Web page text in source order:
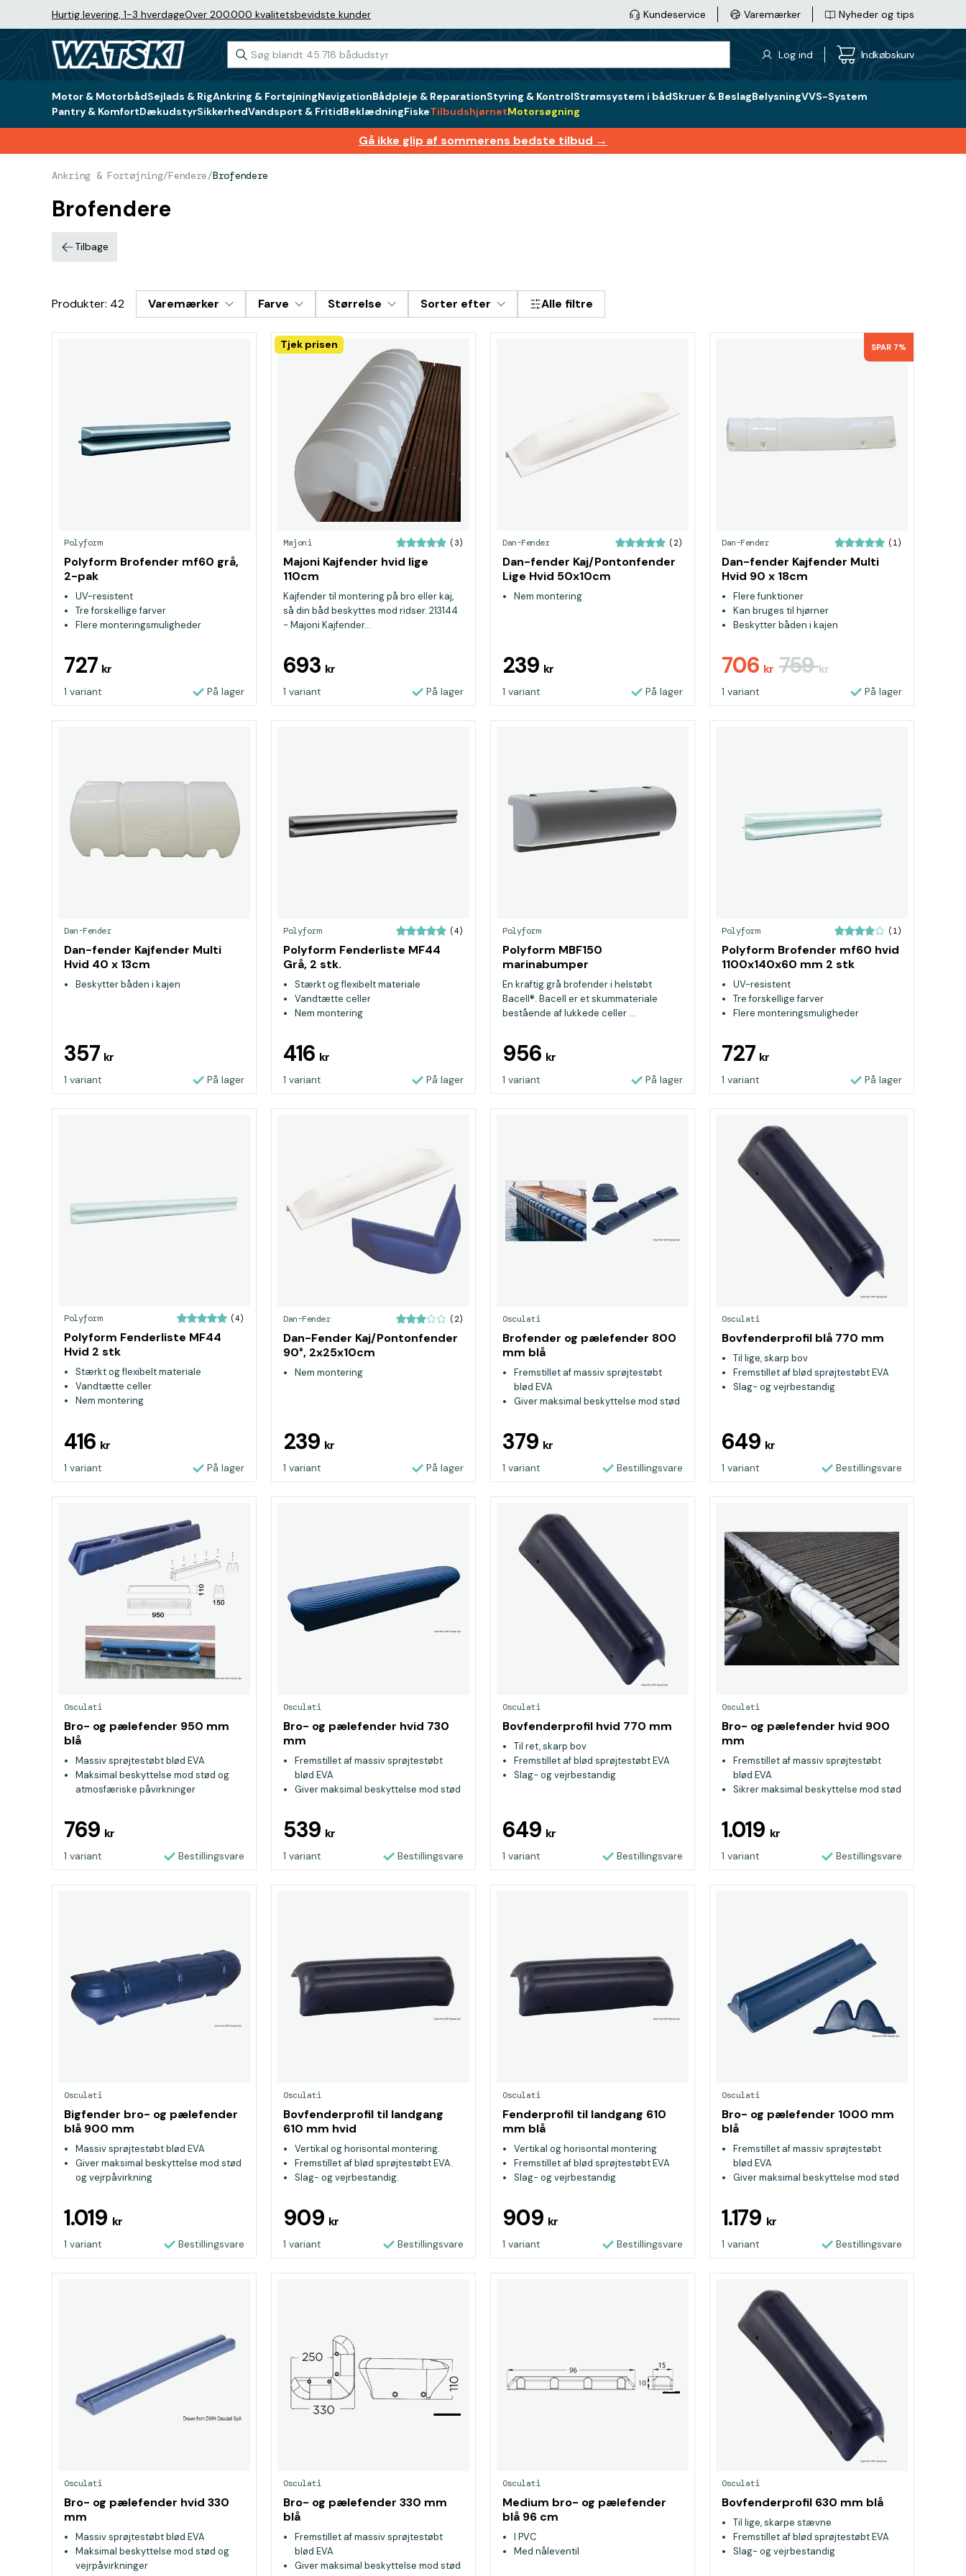
Hurtig levering, 1-3 hverdageOver 200.000 kvalitetsbevidste kunder Kundeservice Varemærker Nyheder og tips
Log ind Indkøbskurv
Motor & MotorbådSejlads & RigAnkring & FortøjningNavigationBådpleje & ReparationStyring & KontrolStrømsystem i bådSkruer & BeslagBelysningVVS-System
Pantry & KomfortDækudstyrSikkerhedVandsport & FritidBeklædningFiskeTilbudshjørnetMotorsøgning
Gå ikke glip af sommerens bedste tilbud →
Ankring & Fortøjning/Fendere/Brofendere
Brofendere
Tilbage
Produkter: 42 Varemærker Farve Størrelse Sorter efter Alle filtre
Polyform
Polyform Brofender mf60 grå,
2-pak
UV-resistent
Tre forskellige farver
Flere monteringsmuligheder
727 kr
1 variant På lager
Tjek prisen
Majoni (3)
Majoni Kajfender hvid lige
110cm
Kajfender til montering på bro eller kaj,
så din båd beskyttes mod ridser. 213144
- Majoni Kajfender...
693 kr
1 variant På lager
Dan-Fender (2)
Dan-fender Kaj/Pontonfender
Lige Hvid 50x10cm
Nem montering
239 kr
1 variant På lager
SPAR 7%
Dan-Fender (1)
Dan-fender Kajfender Multi
Hvid 90 x 18cm
Flere funktioner
Kan bruges til hjørner
Beskytter båden i kajen
706 kr 759kr
1 variant På lager
Dan-Fender
Dan-fender Kajfender Multi
Hvid 40 x 13cm
Beskytter båden i kajen
357 kr
1 variant På lager
Polyform (4)
Polyform Fenderliste MF44
Grå, 2 stk.
Stærkt og flexibelt materiale
Vandtætte celler
Nem montering
416 kr
1 variant På lager
Polyform
Polyform MBF150
marinabumper
650x195x200mm grå
En kraftig grå brofender i helstøbt
Bacell®. Bacell er et skummateriale
bestående af lukkede celler ...
956 kr
1 variant På lager
Polyform (1)
Polyform Brofender mf60 hvid
1100x140x60 mm 2 stk
UV-resistent
Tre forskellige farver
Flere monteringsmuligheder
727 kr
1 variant På lager
Polyform (4)
Polyform Fenderliste MF44
Hvid 2 stk
Stærkt og flexibelt materiale
Vandtætte celler
Nem montering
416 kr
1 variant På lager
Dan-Fender (2)
Dan-Fender Kaj/Pontonfender
90°, 2x25x10cm
Nem montering
239 kr
1 variant På lager
Osculati
Brofender og pælefender 800
mm blå
Fremstillet af massiv sprøjtestøbt
blød EVA
Giver maksimal beskyttelse mod stød
både, selv ved kraftige stød
379 kr
1 variant Bestillingsvare
Osculati
Bovfenderprofil blå 770 mm
Til lige, skarp bov
Fremstillet af blød sprøjtestøbt EVA
Slag- og vejrbestandig
649 kr
1 variant Bestillingsvare
Osculati
Bro- og pælefender 950 mm
blå
Massiv sprøjtestøbt blød EVA
Maksimal beskyttelse mod stød og
atmosfæriske påvirkninger
769 kr
1 variant Bestillingsvare
Osculati
Bro- og pælefender hvid 730
mm
Fremstillet af massiv sprøjtestøbt
blød EVA
Giver maksimal beskyttelse mod stød
både, selv ved kraftige stød
539 kr
1 variant Bestillingsvare
Osculati
Bovfenderprofil hvid 770 mm
Til ret, skarp bov
Fremstillet af blød sprøjtestøbt EVA
Slag- og vejrbestandig
649 kr
1 variant Bestillingsvare
Osculati
Bro- og pælefender hvid 900
mm
Fremstillet af massiv sprøjtestøbt
blød EVA
Sikrer maksimal beskyttelse mod stød
både selv ved kraftige stød
1.019 kr
1 variant Bestillingsvare
Osculati
Bigfender bro- og pælefender
blå 900 mm
Massiv sprøjtestøbt blød EVA
Giver maksimal beskyttelse mod stød
og vejrpåvirkning
1.019 kr
1 variant Bestillingsvare
Osculati
Bovfenderprofil til landgang
610 mm hvid
Vertikal og horisontal montering.
Fremstillet af blød sprøjtestøbt EVA.
Slag- og vejrbestandig.
909 kr
1 variant Bestillingsvare
Osculati
Fenderprofil til landgang 610
mm blå
Vertikal og horisontal montering
Fremstillet af blød sprøjtestøbt EVA
Slag- og vejrbestandig
909 kr
1 variant Bestillingsvare
Osculati
Bro- og pælefender 1000 mm
blå
Fremstillet af massiv sprøjtestøbt
blød EVA
Giver maksimal beskyttelse mod stød
både, selv ved kraftige stød
1.179 kr
1 variant Bestillingsvare
Osculati
Bro- og pælefender hvid 330
mm
Massiv sprøjtestøbt blød EVA
Maksimal beskyttelse mod stød og
vejrpåvirkninger
Osculati
Bro- og pælefender 330 mm
blå
Fremstillet af massiv sprøjtestøbt
blød EVA
Giver maksimal beskyttelse mod stød
Osculati
Medium bro- og pælefender
blå 96 cm
I PVC
Med nåleventil
Osculati
Bovfenderprofil 630 mm blå
Til lige, skarpe stævne
Fremstillet af blød sprøjtestøbt EVA
Slag- og vejrbestandig